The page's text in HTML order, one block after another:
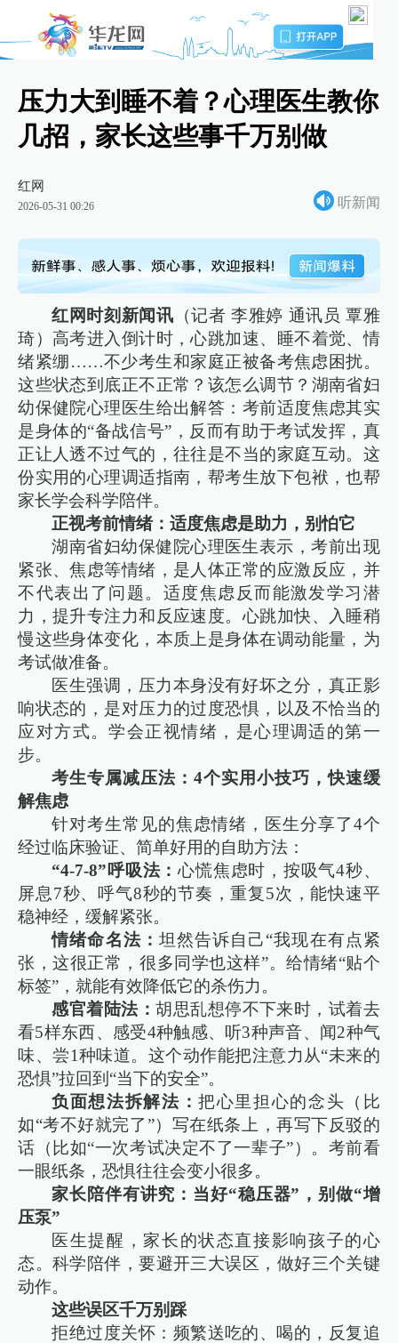
压力大到睡不着？心理医生教你
几招，家长这些事千万别做
红网
2026-05-31 00:26 听新闻
红网时刻新闻讯 （记者 李雅婷 通讯员 覃雅
琦）高考进入倒计时，心跳加速、睡不着觉、情
绪紧绷……不少考生和家庭正被备考焦虑困扰。
这些状态到底正不正常？该怎么调节？湖南省妇
幼保健院心理医生给出解答：考前适度焦虑其实
是身体的“备战信号”，反而有助于考试发挥，真
正让人透不过气的，往往是不当的家庭互动。这
份实用的心理调适指南，帮考生放下包袱，也帮
家长学会科学陪伴。
正视考前情绪：适度焦虑是助力，别怕它
湖南省妇幼保健院心理医生表示，考前出现
紧张、焦虑等情绪，是人体正常的应激反应，并
不代表出了问题。适度焦虑反而能激发学习潜
力，提升专注力和反应速度。心跳加快、入睡稍
慢这些身体变化，本质上是身体在调动能量，为
考试做准备。
医生强调，压力本身没有好坏之分，真正影
响状态的，是对压力的过度恐惧，以及不恰当的
应对方式。学会正视情绪，是心理调适的第一
步。
考生专属减压法：4个实用小技巧，快速缓
解焦虑
针对考生常见的焦虑情绪，医生分享了4个
经过临床验证、简单好用的自助方法：
“4-7-8”呼吸法：心慌焦虑时，按吸气4秒、
屏息7秒、呼气8秒的节奏，重复5次，能快速平
稳神经，缓解紧张。
情绪命名法： 坦然告诉自己“我现在有点紧
张，这很正常，很多同学也这样”。给情绪“贴个
标签”，就能有效降低它的杀伤力。
感官着陆法：胡思乱想停不下来时，试着去
看5样东西、感受4种触感、听3种声音、闻2种气
味、尝1种味道。这个动作能把注意力从“未来的
恐惧”拉回到“当下的安全”。
负面想法拆解法：把心里担心的念头（比
如“考不好就完了”）写在纸条上，再写下反驳的
话（比如“一次考试决定不了一辈子”）。考前看
一眼纸条，恐惧往往会变小很多。
家长陪伴有讲究：当好“稳压器”，别做“增
压泵”
医生提醒，家长的状态直接影响孩子的心
态。科学陪伴，要避开三大误区，做好三个关键
动作。
这些误区千万别踩
拒绝过度关怀：频繁送吃的、喝的，反复追